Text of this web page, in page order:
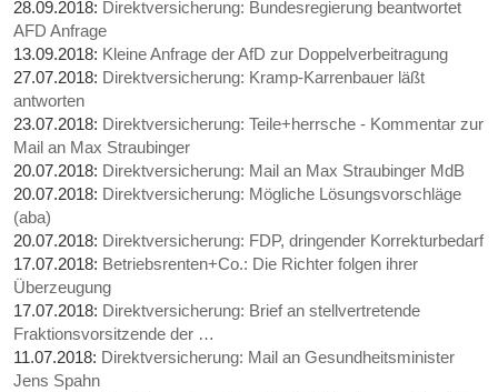
28.09.2018: Direktversicherung: Bundesregierung beantwortet
AFD Anfrage
13.09.2018: Kleine Anfrage der AfD zur Doppelverbeitragung
27.07.2018: Direktversicherung: Kramp-Karrenbauer läßt
antworten
23.07.2018: Direktversicherung: Teile+herrsche - Kommentar zur
Mail an Max Straubinger
20.07.2018: Direktversicherung: Mail an Max Straubinger MdB
20.07.2018: Direktversicherung: Mögliche Lösungsvorschläge
(aba)
20.07.2018: Direktversicherung: FDP, dringender Korrekturbedarf
17.07.2018: Betriebsrenten+Co.: Die Richter folgen ihrer
Überzeugung
17.07.2018: Direktversicherung: Brief an stellvertretende
Fraktionsvorsitzende der …
11.07.2018: Direktversicherung: Mail an Gesundheitsminister
Jens Spahn